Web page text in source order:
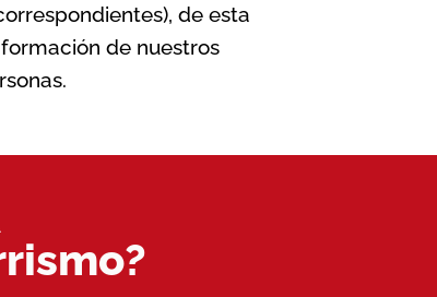
de esta
de nuestros